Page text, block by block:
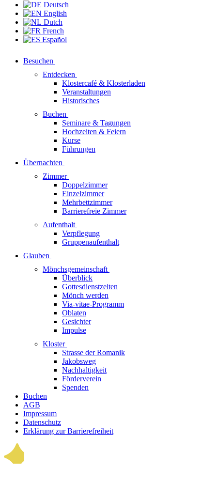
Deutsch
English
Dutch
French
Español
Besuchen
Entdecken
Klostercafé & Klosterladen
Veranstaltungen
Historisches
Buchen
Seminare & Tagungen
Hochzeiten & Feiern
Kurse
Führungen
Übernachten
Zimmer
Doppelzimmer
Einzelzimmer
Mehrbettzimmer
Barrierefreie Zimmer
Aufenthalt
Verpflegung
Gruppenaufenthalt
Glauben
Mönchsgemeinschaft
Überblick
Gottesdienstzeiten
Mönch werden
Via-vitae-Programm
Oblaten
Gesichter
Impulse
Kloster
Strasse der Romanik
Jakobsweg
Nachhaltigkeit
Förderverein
Spenden
Buchen
AGB
Impressum
Datenschutz
Erklärung zur Barrierefreiheit